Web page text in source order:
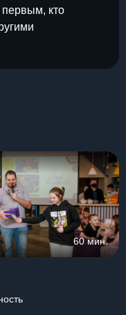
первым, кто
60 мин.